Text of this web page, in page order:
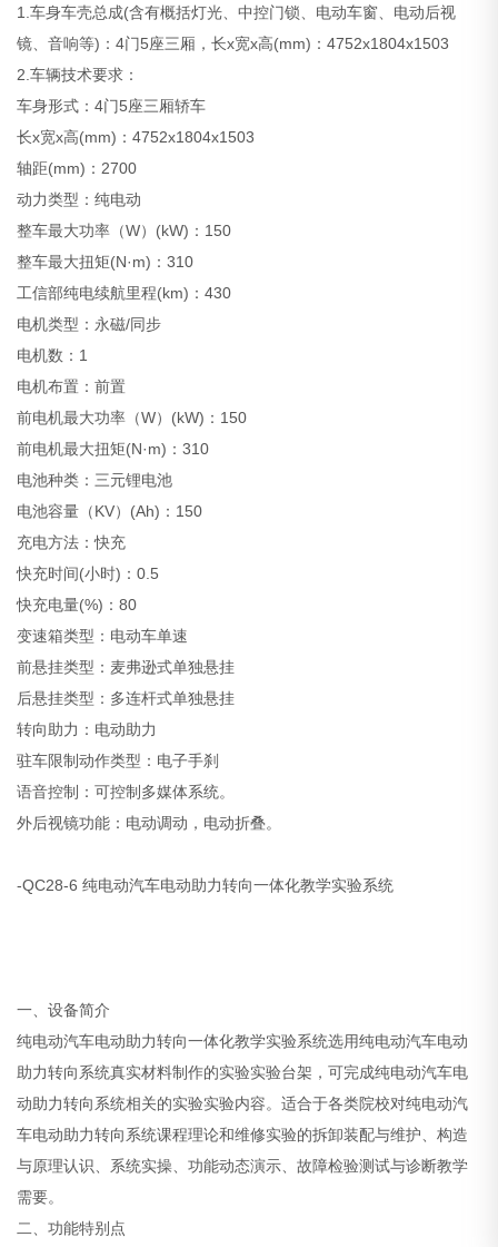
1.车身车壳总成(含有概括灯光、中控门锁、电动车窗、电动后视
镜、音响等)：4门5座三厢，长x宽x高(mm)：4752x1804x1503
2.车辆技术要求：
车身形式：4门5座三厢轿车
长x宽x高(mm)：4752x1804x1503
轴距(mm)：2700
动力类型：纯电动
整车最大功率（W）(kW)：150
整车最大扭矩(N·m)：310
工信部纯电续航里程(km)：430
电机类型：永磁/同步
电机数：1
电机布置：前置
前电机最大功率（W）(kW)：150
前电机最大扭矩(N·m)：310
电池种类：三元锂电池
电池容量（KV）(Ah)：150
充电方法：快充
快充时间(小时)：0.5
快充电量(%)：80
变速箱类型：电动车单速
前悬挂类型：麦弗逊式单独悬挂
后悬挂类型：多连杆式单独悬挂
转向助力：电动助力
驻车限制动作类型：电子手刹
语音控制：可控制多媒体系统。
外后视镜功能：电动调动，电动折叠。
-QC28-6 纯电动汽车电动助力转向一体化教学实验系统
一、设备简介
纯电动汽车电动助力转向一体化教学实验系统选用纯电动汽车电动
助力转向系统真实材料制作的实验实验台架，可完成纯电动汽车电
动助力转向系统相关的实验实验内容。适合于各类院校对纯电动汽
车电动助力转向系统课程理论和维修实验的拆卸装配与维护、构造
与原理认识、系统实操、功能动态演示、故障检验测试与诊断教学
需要。
二、功能特别点